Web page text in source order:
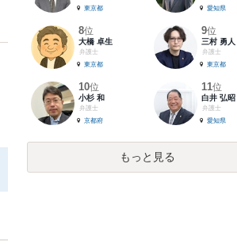
東京都
愛知県
8位
大橋 卓生
弁護士
東京都
9位
三村 勇人
弁護士
東京都
10位
小杉 和
弁護士
京都府
11位
白井 弘昭
弁護士
愛知県
もっと見る